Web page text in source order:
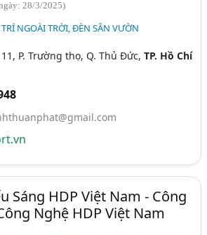
28/3/2025)
NGOÀI TRỜI, ĐÈN SÂN VƯỜN
P. Trường thọ, Q. Thủ Đức,TP. Hồ Chí
Sáng HDP Việt Nam - Công
Nghệ HDP Việt Nam